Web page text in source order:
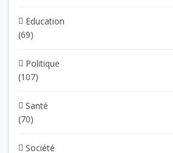
Education
(69)
Politique
(107)
Santé
(70)
Société